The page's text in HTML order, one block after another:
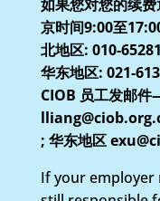
如果您对您的续
京时间9:00至
北地区: 010-
华东地区: 021-
CIOB 员工发邮
; 华东地区
If your employer